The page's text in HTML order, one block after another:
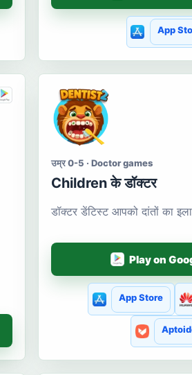
App
उम्र 0-5 · Doctor games
Сhildren के डॉक्टर
डॉक्टर डेंटिस्ट आपको दांतों का
Play on
App Store